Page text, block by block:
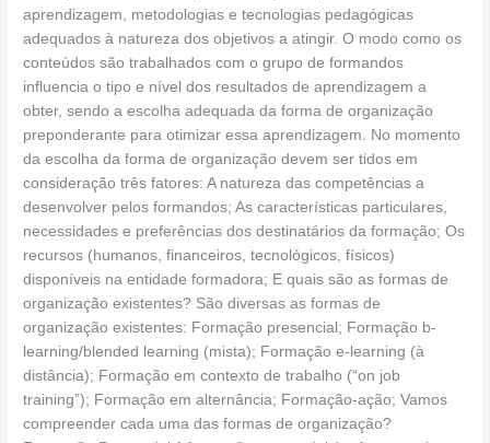
aprendizagem, metodologias e tecnologias pedagógicas
adequados à natureza dos objetivos a atingir. O modo como os
conteúdos são trabalhados com o grupo de formandos
influencia o tipo e nível dos resultados de aprendizagem a
obter, sendo a escolha adequada da forma de organização
preponderante para otimizar essa aprendizagem. No momento
da escolha da forma de organização devem ser tidos em
consideração três fatores: A natureza das competências a
desenvolver pelos formandos; As características particulares,
necessidades e preferências dos destinatários da formação; Os
recursos (humanos, financeiros, tecnológicos, físicos)
disponíveis na entidade formadora; E quais são as formas de
organização existentes? São diversas as formas de
organização existentes: Formação presencial; Formação b-
learning/blended learning (mista); Formação e-learning (à
distância); Formação em contexto de trabalho (“on job
training”); Formação em alternância; Formação-ação; Vamos
compreender cada uma das formas de organização?